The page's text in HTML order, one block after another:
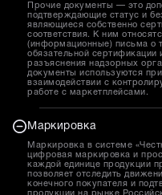
Прочие документы — это
подтверждающие статус и
являющиеся собственно
соответствия. К ним
(информационные) письма о
обязательной
разъяснения надзорных
документы используются
взаимодействии с
работе с маркетплейсами.
Маркировка
Маркировка в системе
цифровая маркировка и
каждой единице продукции
позволяет отследить
конечного покупателя и
продукции на рынке